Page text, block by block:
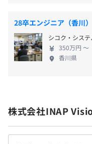
ではなく、AIやIoT
のビジネスモデル変
善、データ活用、組
推進をサポートしま
ある拡大期へ、一
28卒エンジニア（香川）
シコク・シス
350万円 〜
香川県
株式会社INAP